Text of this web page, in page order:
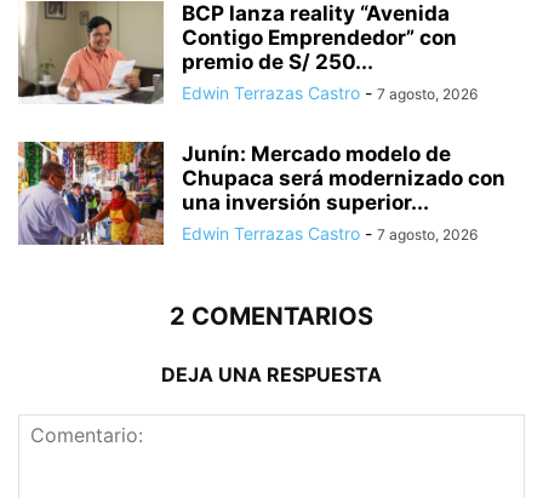
BCP lanza reality “Avenida
Contigo Emprendedor” con
premio de S/ 250...
Edwin Terrazas Castro - 7 agosto, 2026
Junín: Mercado modelo de
Chupaca será modernizado con
una inversión superior...
Edwin Terrazas Castro - 7 agosto, 2026
2 COMENTARIOS
DEJA UNA RESPUESTA